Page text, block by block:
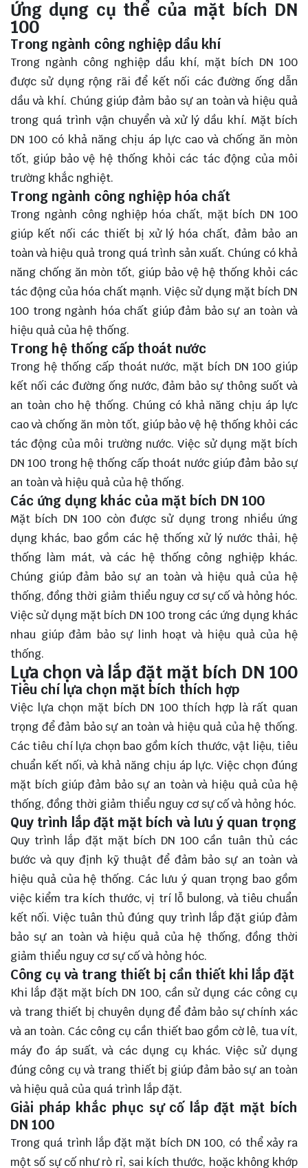
Ứng dụng cụ thể của mặt bích DN
100
Trong ngành công nghiệp dầu khí
Trong ngành công nghiệp dầu khí, mặt bích DN 100
được sử dụng rộng rãi để kết nối các đường ống dẫn
dầu và khí. Chúng giúp đảm bảo sự an toàn và hiệu quả
trong quá trình vận chuyển và xử lý dầu khí. Mặt bích
DN 100 có khả năng chịu áp lực cao và chống ăn mòn
tốt, giúp bảo vệ hệ thống khỏi các tác động của môi
trường khắc nghiệt.
Trong ngành công nghiệp hóa chất
Trong ngành công nghiệp hóa chất, mặt bích DN 100
giúp kết nối các thiết bị xử lý hóa chất, đảm bảo an
toàn và hiệu quả trong quá trình sản xuất. Chúng có khả
năng chống ăn mòn tốt, giúp bảo vệ hệ thống khỏi các
tác động của hóa chất mạnh. Việc sử dụng mặt bích DN
100 trong ngành hóa chất giúp đảm bảo sự an toàn và
hiệu quả của hệ thống.
Trong hệ thống cấp thoát nước
Trong hệ thống cấp thoát nước, mặt bích DN 100 giúp
kết nối các đường ống nước, đảm bảo sự thông suốt và
an toàn cho hệ thống. Chúng có khả năng chịu áp lực
cao và chống ăn mòn tốt, giúp bảo vệ hệ thống khỏi các
tác động của môi trường nước. Việc sử dụng mặt bích
DN 100 trong hệ thống cấp thoát nước giúp đảm bảo sự
an toàn và hiệu quả của hệ thống.
Các ứng dụng khác của mặt bích DN 100
Mặt bích DN 100 còn được sử dụng trong nhiều ứng
dụng khác, bao gồm các hệ thống xử lý nước thải, hệ
thống làm mát, và các hệ thống công nghiệp khác.
Chúng giúp đảm bảo sự an toàn và hiệu quả của hệ
thống, đồng thời giảm thiểu nguy cơ sự cố và hỏng hóc.
Việc sử dụng mặt bích DN 100 trong các ứng dụng khác
nhau giúp đảm bảo sự linh hoạt và hiệu quả của hệ
thống.
Lựa chọn và lắp đặt mặt bích DN 100
Tiêu chí lựa chọn mặt bích thích hợp
Việc lựa chọn mặt bích DN 100 thích hợp là rất quan
trọng để đảm bảo sự an toàn và hiệu quả của hệ thống.
Các tiêu chí lựa chọn bao gồm kích thước, vật liệu, tiêu
chuẩn kết nối, và khả năng chịu áp lực. Việc chọn đúng
mặt bích giúp đảm bảo sự an toàn và hiệu quả của hệ
thống, đồng thời giảm thiểu nguy cơ sự cố và hỏng hóc.
Quy trình lắp đặt mặt bích và lưu ý quan trọng
Quy trình lắp đặt mặt bích DN 100 cần tuân thủ các
bước và quy định kỹ thuật để đảm bảo sự an toàn và
hiệu quả của hệ thống. Các lưu ý quan trọng bao gồm
việc kiểm tra kích thước, vị trí lỗ bulong, và tiêu chuẩn
kết nối. Việc tuân thủ đúng quy trình lắp đặt giúp đảm
bảo sự an toàn và hiệu quả của hệ thống, đồng thời
giảm thiểu nguy cơ sự cố và hỏng hóc.
Công cụ và trang thiết bị cần thiết khi lắp đặt
Khi lắp đặt mặt bích DN 100, cần sử dụng các công cụ
và trang thiết bị chuyên dụng để đảm bảo sự chính xác
và an toàn. Các công cụ cần thiết bao gồm cờ lê, tua vít,
máy đo áp suất, và các dụng cụ khác. Việc sử dụng
đúng công cụ và trang thiết bị giúp đảm bảo sự an toàn
và hiệu quả của quá trình lắp đặt.
Giải pháp khắc phục sự cố lắp đặt mặt bích
DN 100
Trong quá trình lắp đặt mặt bích DN 100, có thể xảy ra
một số sự cố như rò rỉ, sai kích thước, hoặc không khớp